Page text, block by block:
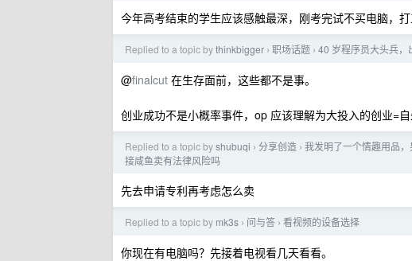
今年高考结束的学生应该感触最深，刚考完试不买电脑，打
Replied to a topic bythinkbigger › 职场话题 › 40 岁程序员大头兵，
@finalcut 在生存面前，这些都不是事。
创业成功不是小概率事件，op 应该理解为大投入的创业=
Replied to a topic byshubuqi › 分享创造 › 我发明了一个情趣用品
接咸鱼卖有法律风险吗
先去申请专利再考虑怎么卖
Replied to a topic by mk3s › 问与答 › 看视频的设备选择
你现在有电脑吗？先接着电视看几天看看。